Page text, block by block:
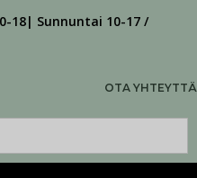
18| Sunnuntai 10-17 /
OTA YHTEYTTÄ